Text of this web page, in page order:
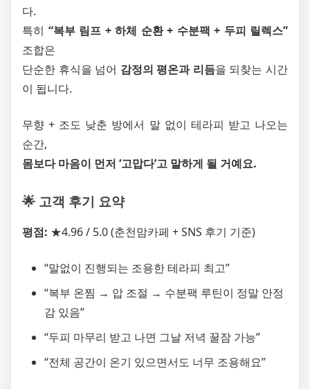
다.
특히 “복부 림프 + 하체 순환 + 수분팩 + 두피 릴렉스”
조합은
단순한 휴식을 넘어 감정의 평온과 리듬을 되찾는 시간
이 됩니다.
무향 + 조도 낮춘 방에서 말 없이 테라피 받고 나오는
순간,
몸보다 마음이 먼저 ‘고맙다’고 말하게 될 거예요.
🌟 고객 후기 요약
평점: ★4.96 / 5.0 (춘천맘카페 + SNS 후기 기준)
“말없이 진행되는 조용한 테라피 최고”
“복부 온찜 → 압 조절 → 수분팩 루틴이 정말 안정
감 있음”
“두피 마무리 받고 나면 그날 저녁 꿀잠 가능”
“전체 공간이 온기 있으면서도 너무 조용해요”